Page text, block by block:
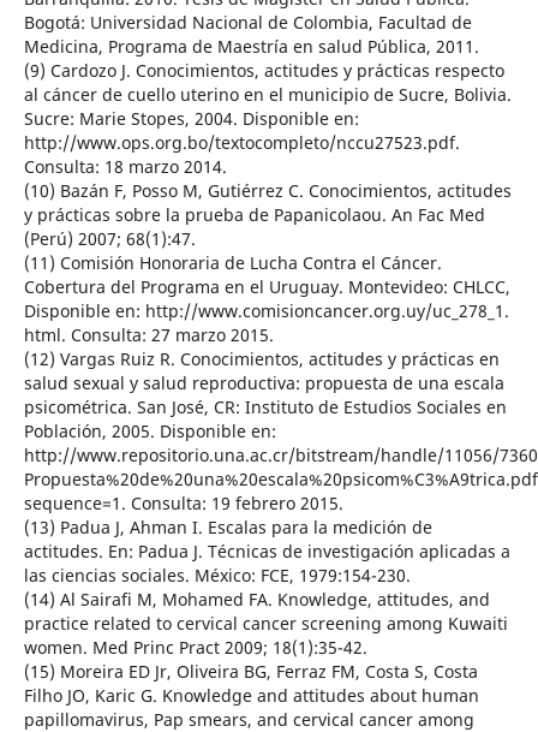
Bogotá: Universidad Nacional de Colombia, Facultad de
Medicina, Programa de Maestría en salud Pública, 2011.
(9) Cardozo J. Conocimientos, actitudes y prácticas respecto
al cáncer de cuello uterino en el municipio de Sucre, Bolivia.
Sucre: Marie Stopes, 2004. Disponible en:
http://www.ops.org.bo/textocompleto/nccu27523.pdf.
Consulta: 18 marzo 2014.
(10) Bazán F, Posso M, Gutiérrez C. Conocimientos, actitudes
y prácticas sobre la prueba de Papanicolaou. An Fac Med
(Perú) 2007; 68(1):47.
(11) Comisión Honoraria de Lucha Contra el Cáncer.
Cobertura del Programa en el Uruguay. Montevideo: CHLCC,
Disponible en: http://www.comisioncancer.org.uy/uc_278_1.
html. Consulta: 27 marzo 2015.
(12) Vargas Ruiz R. Conocimientos, actitudes y prácticas en
salud sexual y salud reproductiva: propuesta de una escala
psicométrica. San José, CR: Instituto de Estudios Sociales en
Población, 2005. Disponible en:
http://www.repositorio.una.ac.cr/bitstream/handle/11056/
sequence=1. Consulta: 19 febrero 2015.
(13) Padua J, Ahman I. Escalas para la medición de
actitudes. En: Padua J. Técnicas de investigación aplicadas a
las ciencias sociales. México: FCE, 1979:154-230.
(14) Al Sairafi M, Mohamed FA. Knowledge, attitudes, and
practice related to cervical cancer screening among Kuwaiti
women. Med Princ Pract 2009; 18(1):35-42.
(15) Moreira ED Jr, Oliveira BG, Ferraz FM, Costa S, Costa
Filho JO, Karic G. Knowledge and attitudes about human
papillomavirus, Pap smears, and cervical cancer among